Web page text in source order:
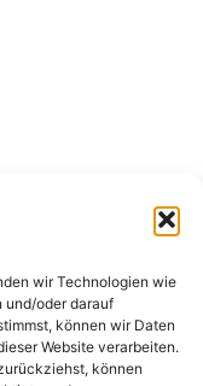
wir Technologien wie
und/oder darauf
können wir Daten
Website verarbeiten.
können